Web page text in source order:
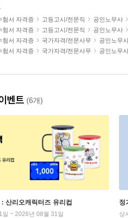
험서 자격증 고등고시/전문직
공인노무사
험서 자격증 고등고시/전문직
공인노무사
험서 자격증 국가자격/전문사무
공인노무
험서 자격증 국가자격/전문사무 공인노무
벤트 (6개)
산리오캐릭터즈 유리컵
~ 2026년 08월 31일
정
상